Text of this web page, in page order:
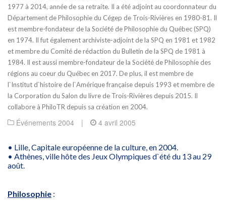
1977 à 2014, année de sa retraite. Il a été adjoint au coordonnateur du
Département de Philosophie du Cégep de Trois-Rivières en 1980-81. Il
est membre-fondateur de la Société de Philosophie du Québec (SPQ)
en 1974. Il fut également archiviste-adjoint de la SPQ en 1981 et 1982
et membre du Comité de rédaction du Bulletin de la SPQ de 1981 à
1984. Il est aussi membre-fondateur de la Société de Philosophie des
régions au coeur du Québec en 2017. De plus, il est membre de
l`Institut d`histoire de l`Amérique française depuis 1993 et membre de
la Corporation du Salon du livre de Trois-Rivières depuis 2015. Il
collabore à PhiloTR depuis sa création en 2004.
Événements 2004 | 4 avril 2005
• Lille, Capitale européenne de la culture, en 2004.
• Athènes, ville hôte des Jeux Olympiques d`été du 13 au 29
août.
Philosophie :